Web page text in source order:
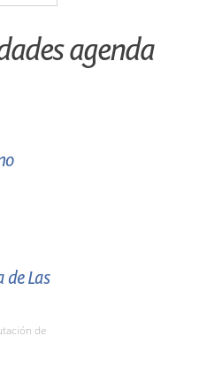
agenda
de Las
de